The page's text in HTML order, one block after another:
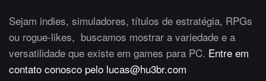
Sejam indies, simuladores, títulos de estratégia, RPGs
ou rogue-likes, buscamos mostrar a variedade e a
versatilidade que existe em games para PC. Entre em
contato conosco pelo lucas@hu3br.com